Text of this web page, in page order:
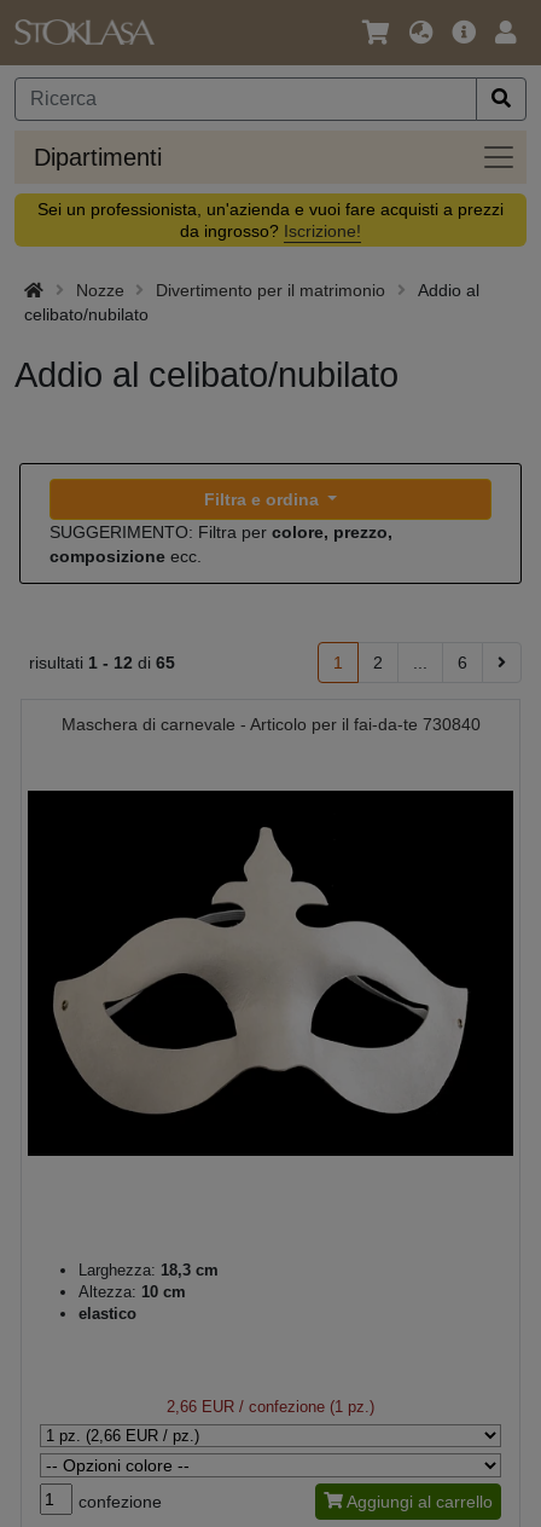
Lingua
Valuta
Offerta
Dipartimenti
Sei un professionista, un'azienda e vuoi fare acquisti a prezzi
da ingrosso? Iscrizione!
Nozze Divertimento per il matrimonio
Addio al
celibato/nubilato
Addio al celibato/nubilato
Filtra e ordina
SUGGERIMENTO: Filtra per colore, prezzo,
composizione ecc.
risultati 1 - 12 di 65 1 2 6
Maschera di carnevale - Articolo per il fai-da-te 730840
Larghezza: 18,3 cm
Altezza: 10 cm
elastico
2,66 EUR / confezione (1 pz.)
confezione Aggiungi al carrello